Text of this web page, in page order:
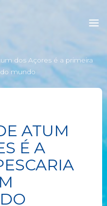
dos Açores é a primeira
do mundo
ATUM
É A